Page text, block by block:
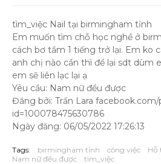
tìm_việc Nail tại birmingham tỉnh
Em muốn tìm chỗ học nghề ở
cách bơ tầm 1 tiếng trở lại. Em ko
anh chị nào cần thì để lại sdt dùm
em sẽ liên lạc lại ạ
Yêu cầu: Nam nữ đều được
Đăng bởi: Trần Lara
id=100078475630786
Ngày đăng: 06/05/2022 17:26:13
Tags: birmingham tỉnh công việc Hỗ
Nam nữ đều được
tìm_việc